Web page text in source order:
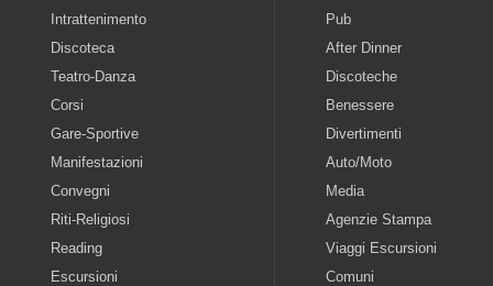
Intrattenimento
Discoteca
Teatro-Danza
Corsi
Gare-Sportive
Manifestazioni
Convegni
Riti-Religiosi
Reading
Escursioni
Pub
After Dinner
Discoteche
Benessere
Divertimenti
Auto/Moto
Media
Agenzie Stampa
Viaggi Escursioni
Comuni